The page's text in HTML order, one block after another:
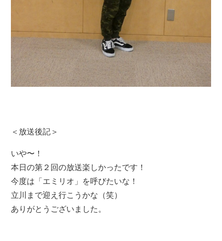
＜放送後記＞
いや〜！
本日の第２回の放送楽しかったです！
今度は「エミリオ」を呼びたいな！
立川まで迎え行こうかな（笑）
ありがとうございました。